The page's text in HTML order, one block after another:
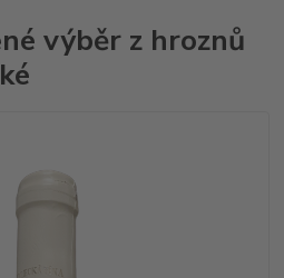
výběr z hroznů